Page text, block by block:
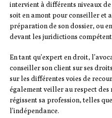
intervient à différents niveaux
soit en amont pour conseiller et
préparation de son dossier, ou
devant les juridictions
En tant qu’expert en droit,
conseiller son client sur ses
sur les différentes voies de
également veiller au respect des
régissent sa profession, telles
l’indépendance.